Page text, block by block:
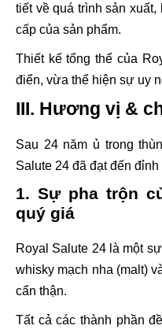
tiết về quá trình sản
cấp của sản phẩm.
Thiết kế tổng thể của
điển, vừa thể hiện sự uy
III. Hương vị &
Sau 24 năm ủ trong
Salute 24 đã đạt đến
1. Sự pha trộn
quý giá
Royal Salute 24 là một
whisky mạch nha (malt)
cẩn thận.
Tất cả các thành phần